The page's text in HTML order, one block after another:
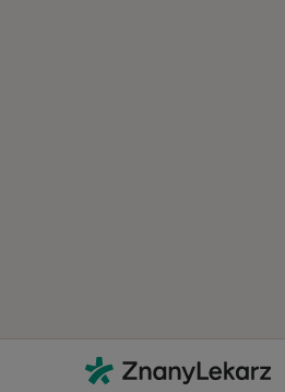
Kontakt
ZnanyLekarz - Strona główna